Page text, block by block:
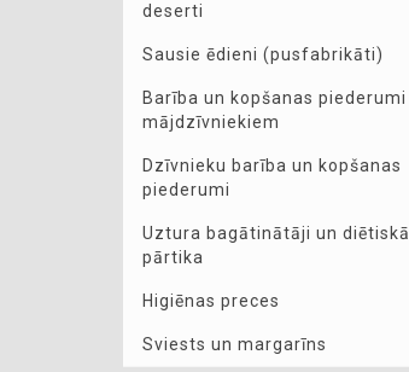
deserti
Sausie ēdieni (pusfabrikāti)
Barība un kopšanas piederumi
mājdzīvniekiem
Dzīvnieku barība un kopšanas
piederumi
Uztura bagātinātāji un diētiskā
pārtika
Higiēnas preces
Sviests un margarīns